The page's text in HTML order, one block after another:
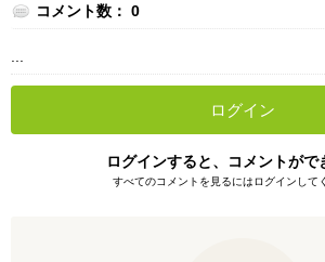
コメント数： 0
ログイン
ログインすると、コメントがで
すべてのコメントを見るにはログインして